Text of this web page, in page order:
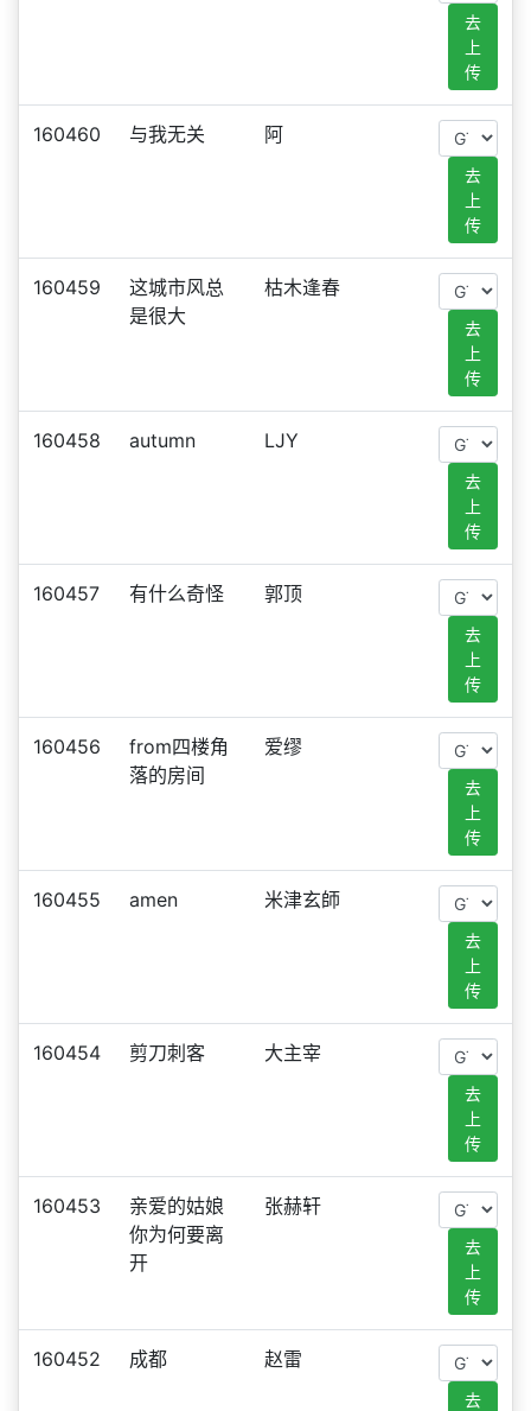
去
上
传
160460 与我无关 阿
去
上
传
160459
这城市风总
是很大
枯木逢春
去
上
传
160458 autumn LJY
去
上
传
160457 有什么奇怪 郭顶
去
上
传
160456
from四楼角
落的房间
爱缪
去
上
传
160455 amen 米津玄師
去
上
传
160454 剪刀刺客 大主宰
去
上
传
160453
亲爱的姑娘
你为何要离
开
张赫轩
去
上
传
160452 成都 赵雷
去